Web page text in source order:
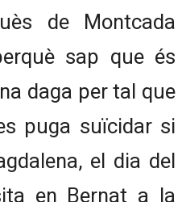
de Montcada
sap que és
daga per tal que
puga suïcidar si
el dia del
en Bernat a la